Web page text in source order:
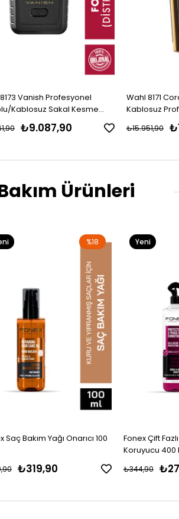
Vanish Profesyonel
Kablosuz Sakal Kesme
₺9.087,90
Wahl 8171
Kablosuz
₺15.951,90
Ürünleri
Saç Bakım Yağı Onarıcı 100
₺319,90
%18
Fonex Çift
Koruyucu 400
₺344,90
Yeni